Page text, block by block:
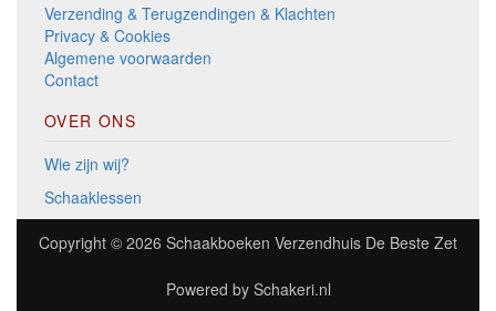
Verzending & Terugzendingen & Klachten
Privacy & Cookies
Algemene voorwaarden
Contact
OVER ONS
Wie zijn wij?
Schaaklessen
Copyright © 2026 Schaakboeken Verzendhuis De Beste Zet
Powered by Schakeri.nl